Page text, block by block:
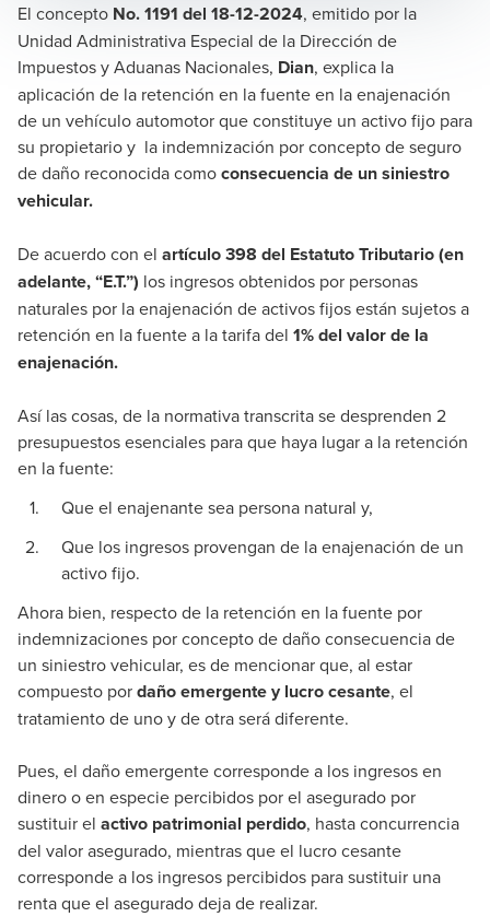
El concepto No. 1191 del 18-12-2024, emitido por la
Unidad Administrativa Especial de la Dirección de
Impuestos y Aduanas Nacionales, Dian, explica la
aplicación de la retención en la fuente en la enajenación
de un vehículo automotor que constituye un activo fijo para
su propietario y la indemnización por concepto de seguro
de daño reconocida comoconsecuencia de un siniestro
vehicular.
De acuerdo con el artículo 398 del Estatuto Tributario (en
adelante, “E.T.”) los ingresos obtenidos por personas
naturales por la enajenación de activos fijos están sujetos a
retención en la fuente a la tarifa del 1% del valor de la
enajenación.
Así las cosas, de la normativa transcrita se desprenden 2
presupuestos esenciales para que haya lugar a la retención
en la fuente:
Que el enajenante sea persona natural y,
Que los ingresos provengan de la enajenación de un
activo fijo.
Ahora bien, respecto de la retención en la fuente por
indemnizaciones por concepto de daño consecuencia de
un siniestro vehicular, es de mencionar que, al estar
compuesto pordaño emergente y lucro cesante, el
tratamiento de uno y de otra será diferente.
Pues, el daño emergente corresponde a los ingresos en
dinero o en especie percibidos por el asegurado por
sustituir el activo patrimonial perdido, hasta concurrencia
del valor asegurado, mientras que el lucro cesante
corresponde a los ingresos percibidos para sustituir una
renta que el asegurado deja de realizar.
Claudia Marcela Camargo Arias
Managing Partner BDO en Colombia